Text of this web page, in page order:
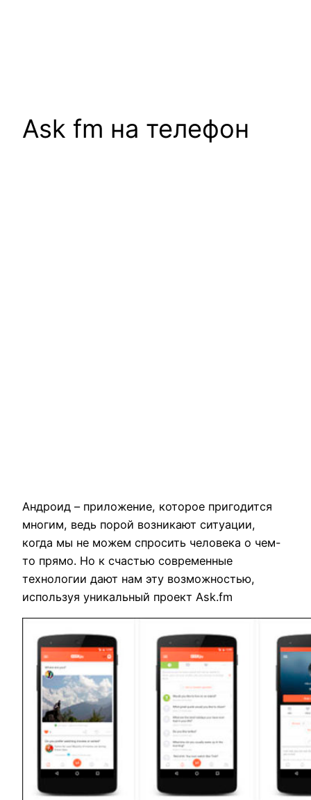
Ask fm на телефон
Андроид – приложение, которое пригодится
многим, ведь порой возникают ситуации,
когда мы не можем спросить человека о чем-
то прямо. Но к счастью современные
технологии дают нам эту возможностью,
используя уникальный проект Ask.fm